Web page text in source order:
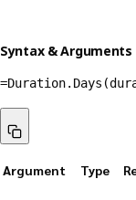
Syntax & Arguments
=Duration.Days (
Argument Type